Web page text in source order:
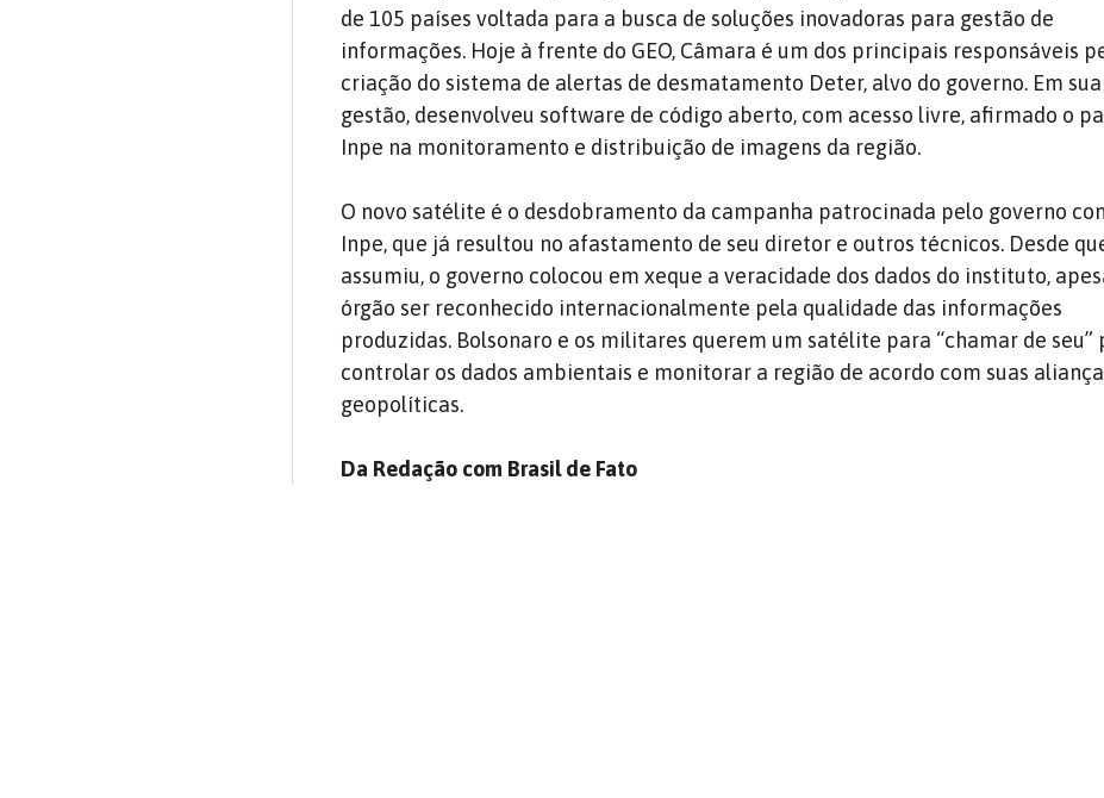
de 105 países voltada para a busca de soluções inovadoras para gestão de
informações. Hoje à frente do GEO, Câmara é um dos principais responsáveis
criação do sistema de alertas de desmatamento Deter, alvo do governo. Em sua
gestão, desenvolveu software de código aberto, com acesso livre, afirmado o
Inpe na monitoramento e distribuição de imagens da região.
O novo satélite é o desdobramento da campanha patrocinada pelo governo
Inpe, que já resultou no afastamento de seu diretor e outros técnicos. Desde
assumiu, o governo colocou em xeque a veracidade dos dados do instituto,
órgão ser reconhecido internacionalmente pela qualidade das informações
produzidas. Bolsonaro e os militares querem um satélite para “chamar de seu”
controlar os dados ambientais e monitorar a região de acordo com suas
geopolíticas.
Da Redação com Brasil de Fato